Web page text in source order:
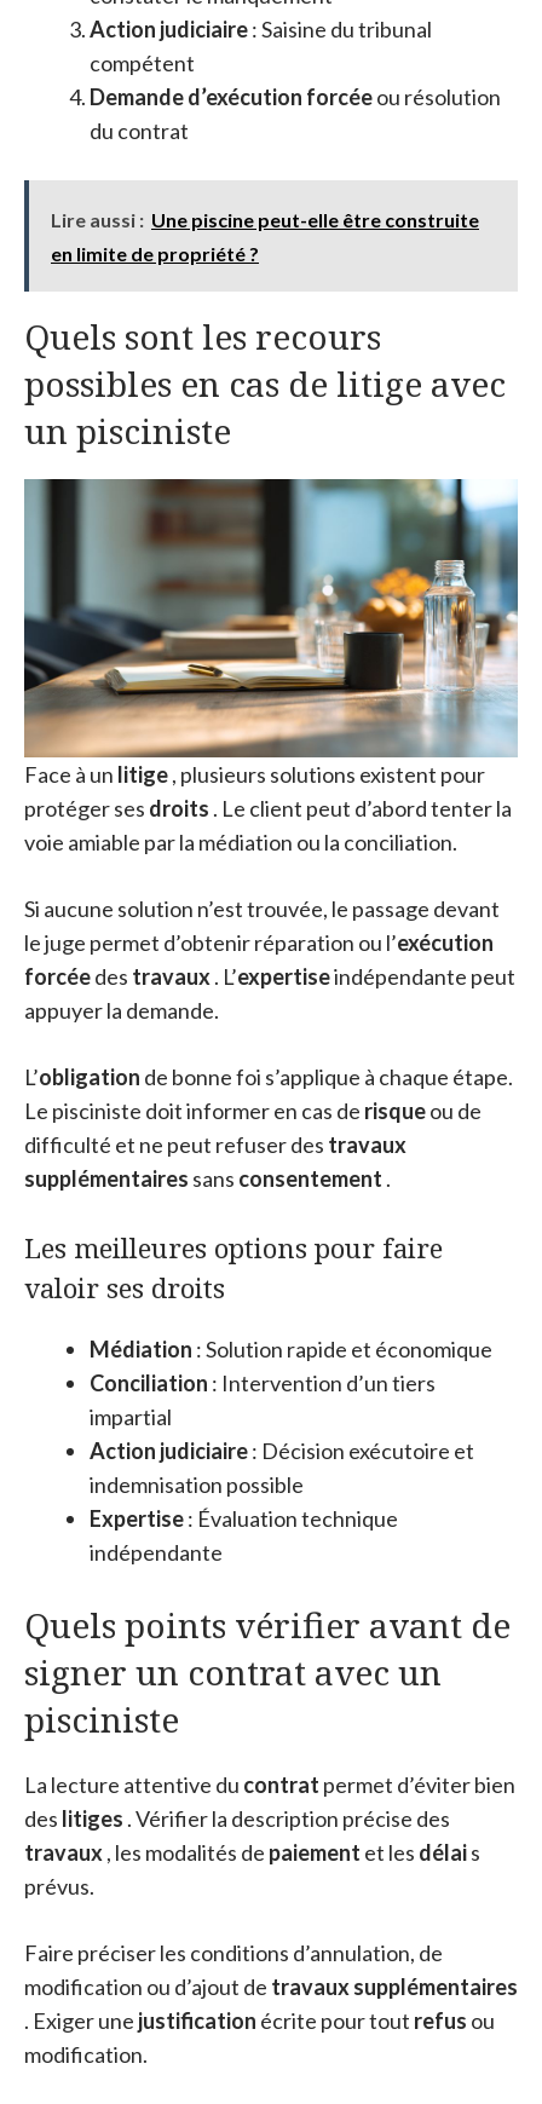
Action judiciaire: Saisine du tribunal
compétent
Demande d’exécution forcéeou résolution
du contrat
Lire aussi : Une piscine peut-elle être construite
en limite de propriété ?
Quels sont les recours
possibles en cas de litige avec
un pisciniste
Face à un litige, plusieurs solutions existent pour
protéger ses droits . Le client peut d’abord tenter la
voie amiable par la médiation ou la conciliation.
Si aucune solution n’est trouvée, le passage devant
le juge permet d’obtenir réparation ou l’exécution
forcéedes travaux . L’expertiseindépendante peut
appuyer la demande.
L’obligation de bonne foi s’applique à chaque étape.
Le pisciniste doit informer en cas de risqueou de
difficulté et ne peut refuser des travaux
supplémentaires sans consentement .
Les meilleures options pour faire
valoir ses droits
Médiation : Solution rapide et économique
Conciliation : Intervention d’un tiers
impartial
Action judiciaire: Décision exécutoire et
indemnisation possible
Expertise: Évaluation technique
indépendante
Quels points vérifier avant de
signer un contrat avec un
pisciniste
La lecture attentive du contrat permet d’éviter bien
des litiges . Vérifier la description précise des
travaux , les modalités de paiement et les délais
prévus.
Faire préciser les conditions d’annulation, de
modification ou d’ajout de travaux supplémentaires
. Exiger une justification écrite pour tout refus ou
modification.